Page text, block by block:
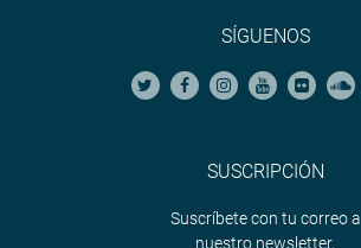
SÍGUENOS
SUSCRIPCIÓN
Suscríbete con tu correo a
nuestro newsletter.